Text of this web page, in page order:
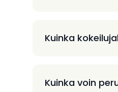
Kuinka
Kuinka voin